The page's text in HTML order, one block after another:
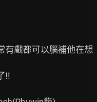
有戲都可以腦補他在想
!!